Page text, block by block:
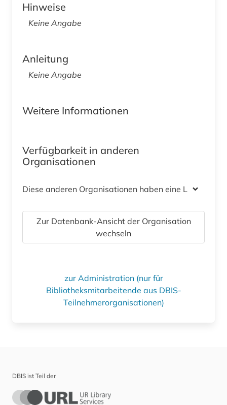
Hinweise
Keine Angabe
Anleitung
Keine Angabe
Weitere Informationen
Verfügbarkeit in anderen
Organisationen
Diese anderen Organisationen haben eine Lizenz
Zur Datenbank-Ansicht der Organisation
wechseln
zur Administration (nur für
Bibliotheksmitarbeitende aus DBIS-
Teilnehmerorganisationen)
DBIS ist Teil der